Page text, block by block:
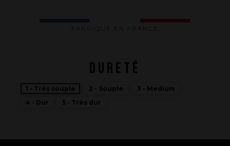
FABRIQUÉ EN FRANCE
DURETÉ
1 - Très souple 2 - Souple
3 - Medium
4 - Dur
5 - Très dur